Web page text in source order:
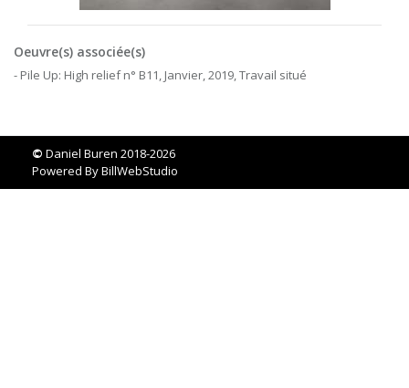
Oeuvre(s) associée(s)
- Pile Up: High relief n° B11, Janvier, 2019, Travail situé
© Daniel Buren 2018-2026
Powered ByBillWebStudio